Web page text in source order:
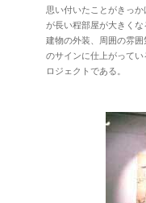
思い付いたことがきっ
が長い程部屋が大きく
建物の外装、周囲の雰
のサインに仕上がって
ロジェクトである。